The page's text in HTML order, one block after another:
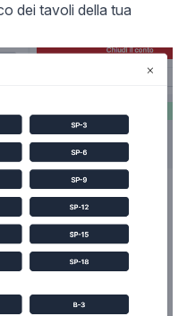
dei tavoli della tua